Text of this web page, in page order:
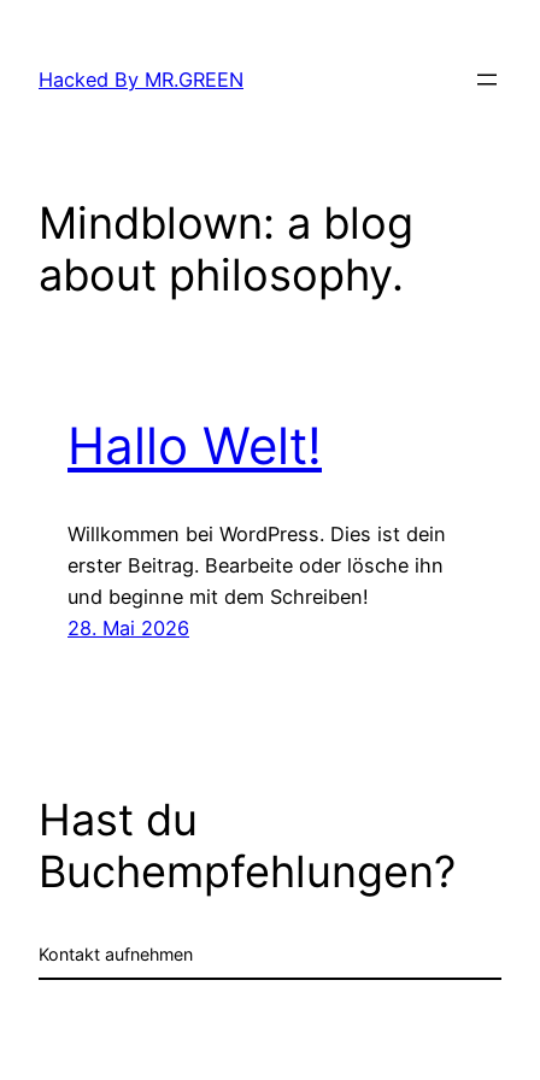
springen
Hacked By MR.GREEN
Mindblown: a blog
about philosophy.
Hallo Welt!
Willkommen bei WordPress. Dies ist dein
erster Beitrag. Bearbeite oder lösche ihn
und beginne mit dem Schreiben!
28. Mai 2026
Hast du
Buchempfehlungen?
Kontakt aufnehmen